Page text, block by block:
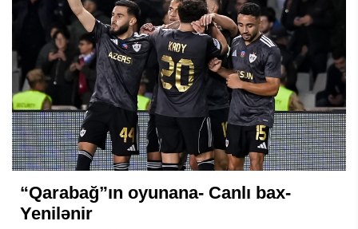
“Qarabağ”ın oyunana- Canlı bax-
Yenilənir